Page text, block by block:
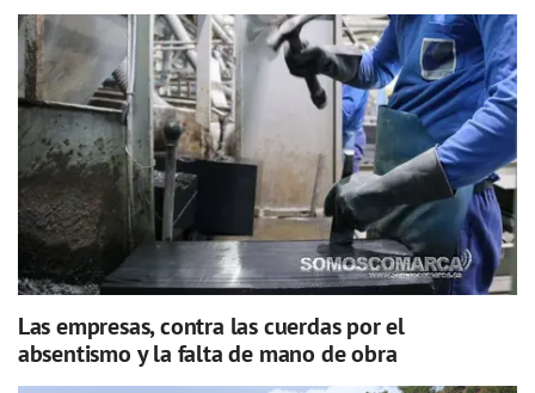
Las empresas, contra las cuerdas por el
absentismo y la falta de mano de obra